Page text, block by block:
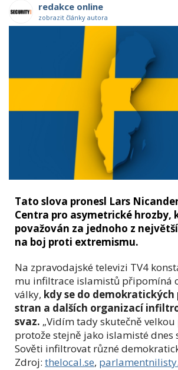
redakce online
zobrazit články autora
Tato slova pronesl Lars
Centra pro asymetrické hrozby,
považován za jednoho z
na boj proti extremismu.
Na zpravodajské televizi TV4
mu infiltrace islamistů připomíná
války, kdy se do
stran a dalších organizací
svaz. „Vidím tady skutečně
protože stejně jako islamisté dnes
Sověti infiltrovat různé
Zdroj: thelocal.se,